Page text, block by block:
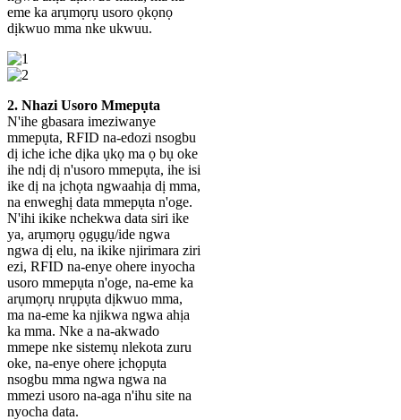
eme ka arụmọrụ usoro ọkọnọ
dịkwuo mma nke ukwuu.
2. Nhazi Usoro Mmepụta
N'ihe gbasara imeziwanye
mmepụta, RFID na-edozi nsogbu
dị iche iche dịka ụkọ ma ọ bụ oke
ihe ndị dị n'usoro mmepụta, ihe isi
ike dị na ịchọta ngwaahịa dị mma,
na enweghị data mmepụta n'oge.
N'ihi ikike nchekwa data siri ike
ya, arụmọrụ ọgụgụ/ide ngwa
ngwa dị elu, na ikike njirimara ziri
ezi, RFID na-enye ohere inyocha
usoro mmepụta n'oge, na-eme ka
arụmọrụ nrụpụta dịkwuo mma,
ma na-eme ka njikwa ngwa ahịa
ka mma. Nke a na-akwado
mmepe nke sistemụ nlekota zuru
oke, na-enye ohere ịchọpụta
nsogbu mma ngwa ngwa na
mmezi usoro na-aga n'ihu site na
nyocha data.